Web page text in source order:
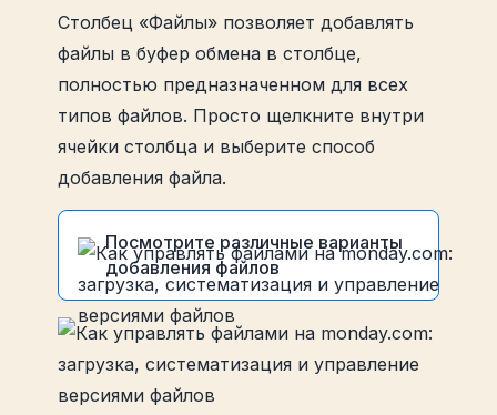
Столбец «Файлы» позволяет добавлять
файлы в буфер обмена в столбце,
полностью предназначенном для всех
типов файлов. Просто щелкните внутри
ячейки столбца и выберите способ
добавления файла.
Посмотрите различные варианты
добавления файлов
с вашего компьютера/
рабочего стола
по ссылке
С Google Диска